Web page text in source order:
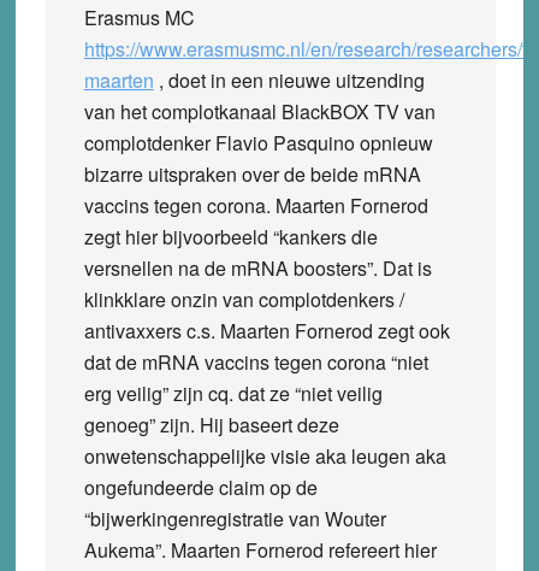
Erasmus MC
https://www.erasmusmc.nl/en/research/researchers/
maarten , doet in een nieuwe uitzending
van het complotkanaal BlackBOX TV van
complotdenker Flavio Pasquino opnieuw
bizarre uitspraken over de beide mRNA
vaccins tegen corona. Maarten Fornerod
zegt hier bijvoorbeeld “kankers die
versnellen na de mRNA boosters”. Dat is
klinkklare onzin van complotdenkers /
antivaxxers c.s. Maarten Fornerod zegt ook
dat de mRNA vaccins tegen corona “niet
erg veilig” zijn cq. dat ze “niet veilig
genoeg” zijn. Hij baseert deze
onwetenschappelijke visie aka leugen aka
ongefundeerde claim op de
“bijwerkingenregistratie van Wouter
Aukema”. Maarten Fornerod refereert hier